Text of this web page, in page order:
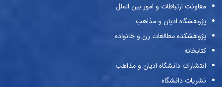
معاونت ارتباطات و امور بین الملل
پژوهشگاه ادیان و مذاهب
پژوهشکده مطالعات زن و خانواده
کتابخانه
انتشارات دانشگاه ادیان و مذاهب
نشریات دانشگاه